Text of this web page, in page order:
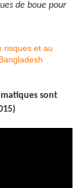
de boue pour
sont